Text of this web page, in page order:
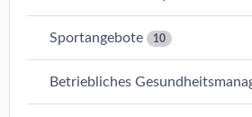
Sportangebote 10
Betriebliches